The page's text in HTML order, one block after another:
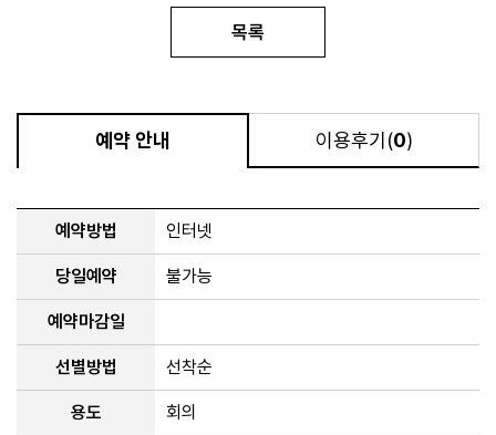
목록
예약 안내 이용후기(0)
예약방법 인터넷
당일예약 불가능
예약마감일
선별방법 선착순
용도 회의